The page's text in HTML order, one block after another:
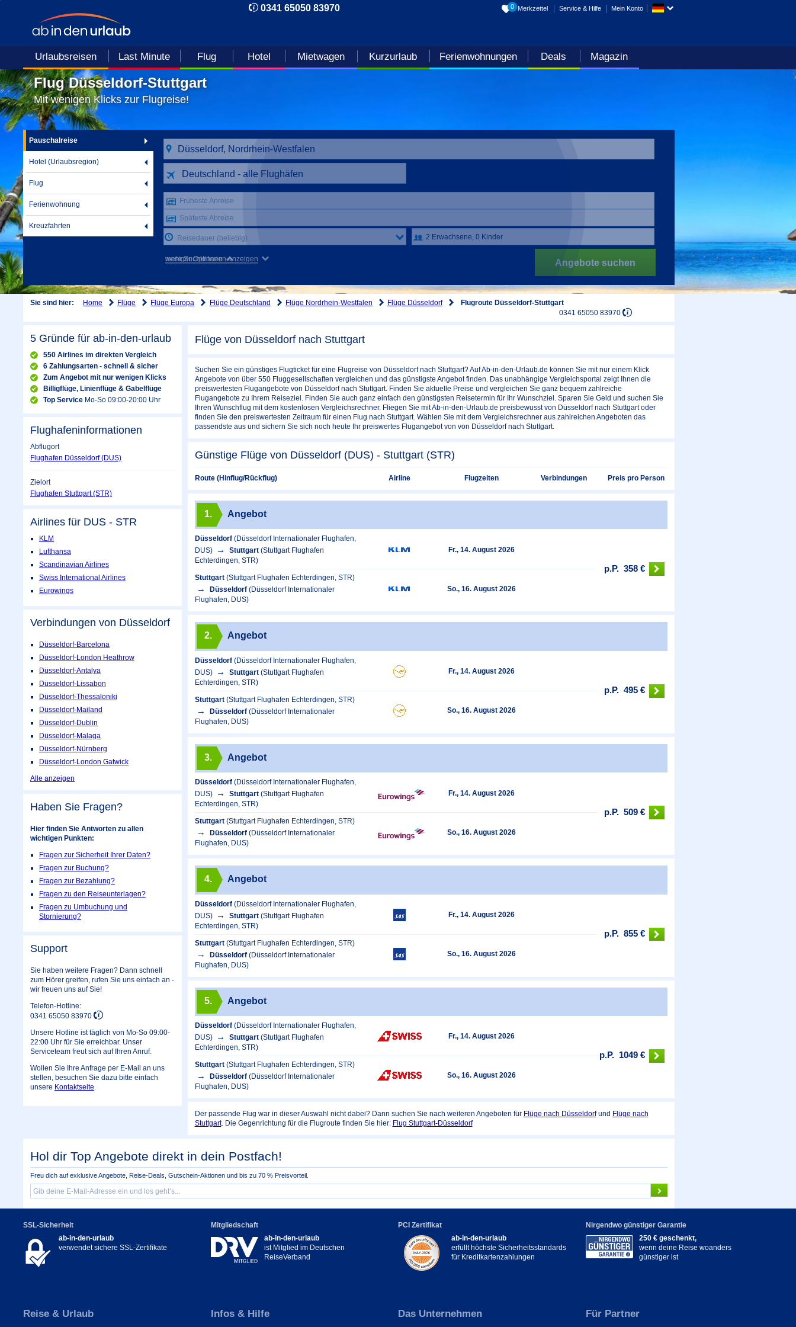
0341 65050 83970
Urlaubsreisen Last Minute Flug Hotel Mietwagen Kurzurlaub Ferienwohnungen Deals Magazin
0 Merkzettel Service & Hilfe Mein Konto
Flug Düsseldorf-Stuttgart
Mit wenigen Klicks zur Flugreise!
Pauschalreise
Hotel (Urlaubsregion)
Flug
Ferienwohnung
Kreuzfahrten
Deutschland - alle Flughäfen
Früheste Anreise
Späteste Abreise
Reisedauer (beliebig)
mehr Suchkriterien anzeigen
weniger Optionen Angebote suchen
Sie sind hier: Home Flüge Flüge Europa Flüge Deutschland Flüge Nordrhein-Westfalen Flüge Düsseldorf
Flugroute Düsseldorf-Stuttgart
0341 65050 83970
Flüge von Düsseldorf nach Stuttgart
Suchen Sie ein günstiges Flugticket für eine Flugreise von Düsseldorf nach Stuttgart? Auf Ab-in-den-Urlaub.de können Sie mit nur einem Klick
Angebote von über 550 Fluggesellschaften vergleichen und das günstigste Angebot finden. Das unabhängige Vergleichsportal zeigt Ihnen die
preiswertesten Flugangebote von Düsseldorf nach Stuttgart. Finden Sie aktuelle Preise und vergleichen Sie ganz bequem zahlreiche
Flugangebote zu Ihrem Reiseziel. Finden Sie auch ganz einfach den günstigsten Reisetermin für Ihr Wunschziel. Sparen Sie Geld und suchen Sie
Ihren Wunschflug mit dem kostenlosen Vergleichsrechner. Fliegen Sie mit Ab-in-den-Urlaub.de preisbewusst von Düsseldorf nach Stuttgart oder
finden Sie den preiswertesten Zeitraum für einen Flug nach Stuttgart. Wählen Sie mit dem Vergleichsrechner aus zahlreichen Angeboten das
passendste aus und sichern Sie sich noch heute Ihr preiswertes Flugangebot von von Düsseldorf nach Stuttgart.
Günstige Flüge von Düsseldorf (DUS) - Stuttgart (STR)
Route (Hinflug/Rückflug) Airline Flugzeiten Verbindungen Preis pro Person
1. Angebot
Düsseldorf (Düsseldorf Internationaler Flughafen,
DUS)
Stuttgart (Stuttgart Flughafen
Echterdingen, STR)
Fr., 14. August 2026
Stuttgart (Stuttgart Flughafen Echterdingen, STR)
Düsseldorf (Düsseldorf Internationaler
Flughafen, DUS)
So., 16. August 2026
p.P. 358 €
2. Angebot
Düsseldorf (Düsseldorf Internationaler Flughafen,
DUS)
Stuttgart (Stuttgart Flughafen
Echterdingen, STR)
Fr., 14. August 2026
Stuttgart (Stuttgart Flughafen Echterdingen, STR)
Düsseldorf (Düsseldorf Internationaler
Flughafen, DUS)
So., 16. August 2026
p.P. 495 €
3. Angebot
Düsseldorf (Düsseldorf Internationaler Flughafen,
DUS)
Stuttgart (Stuttgart Flughafen
Echterdingen, STR)
Fr., 14. August 2026
Stuttgart (Stuttgart Flughafen Echterdingen, STR)
Düsseldorf (Düsseldorf Internationaler
Flughafen, DUS)
So., 16. August 2026
p.P. 509 €
4. Angebot
Düsseldorf (Düsseldorf Internationaler Flughafen,
DUS)
Stuttgart (Stuttgart Flughafen
Echterdingen, STR)
Fr., 14. August 2026
Stuttgart (Stuttgart Flughafen Echterdingen, STR)
Düsseldorf (Düsseldorf Internationaler
Flughafen, DUS)
So., 16. August 2026
p.P. 855 €
5. Angebot
Düsseldorf (Düsseldorf Internationaler Flughafen,
DUS)
Stuttgart (Stuttgart Flughafen
Echterdingen, STR)
Fr., 14. August 2026
Stuttgart (Stuttgart Flughafen Echterdingen, STR)
Düsseldorf (Düsseldorf Internationaler
Flughafen, DUS)
So., 16. August 2026
p.P. 1049 €
Der passende Flug war in dieser Auswahl nicht dabei? Dann suchen Sie nach weiteren Angeboten für Flüge nach Düsseldorfund Flüge nach
Stuttgart. Die Gegenrichtung für die Flugroute finden Sie hier: Flug Stuttgart-Düsseldorf
5 Gründe für ab-in-den-urlaub
550 Airlines im direkten Vergleich
6 Zahlungsarten - schnell & sicher
Zum Angebot mit nur wenigen Klicks
Billigflüge, Linienflüge & Gabelflüge
Top Service Mo-So 09:00-20:00 Uhr
Flughafeninformationen
Abflugort
Flughafen Düsseldorf (DUS)
Zielort
Flughafen Stuttgart (STR)
Airlines für DUS - STR
KLM
Lufthansa
Scandinavian Airlines
Swiss International Airlines
Eurowings
Verbindungen von Düsseldorf
Düsseldorf-Barcelona
Düsseldorf-London Heathrow
Düsseldorf-Antalya
Düsseldorf-Lissabon
Düsseldorf-Thessaloniki
Düsseldorf-Mailand
Düsseldorf-Dublin
Düsseldorf-Malaga
Düsseldorf-Nürnberg
Düsseldorf-London Gatwick
Alle anzeigen
Haben Sie Fragen?
Hier finden Sie Antworten zu allen
wichtigen Punkten:
Fragen zur Sicherheit Ihrer Daten?
Fragen zur Buchung?
Fragen zur Bezahlung?
Fragen zu den Reiseunterlagen?
Fragen zu Umbuchung und
Stornierung?
Support
Sie haben weitere Fragen? Dann schnell
zum Hörer greifen, rufen Sie uns einfach an -
wir freuen uns auf Sie!
Telefon-Hotline:
0341 65050 83970
Unsere Hotline ist täglich von Mo-So 09:00-
22:00 Uhr für Sie erreichbar. Unser
Serviceteam freut sich auf Ihren Anruf.
Wollen Sie Ihre Anfrage per E-Mail an uns
stellen, besuchen Sie dazu bitte einfach
unsere Kontaktseite.
Hol dir Top Angebote direkt in dein Postfach!
Freu dich auf exklusive Angebote, Reise-Deals, Gutschein-Aktionen und bis zu 70 % Preisvorteil.
SSL-Sicherheit
ab-in-den-urlaub
verwendet sichere SSL-Zertifikate
Mitgliedschaft
ab-in-den-urlaub
ist Mitglied im Deutschen
ReiseVerband
PCI Zertifikat
ab-in-den-urlaub
erfüllt höchste Sicherheitsstandards
für Kreditkartenzahlungen
Nirgendwo günstiger Garantie
250 € geschenkt,
wenn deine Reise woanders
günstiger ist
Reise & Urlaub Infos & Hilfe Das Unternehmen Für Partner